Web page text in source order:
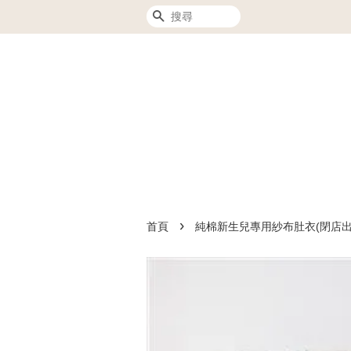
搜尋
首頁 › 純棉新生兒專用紗布肚衣(閉店